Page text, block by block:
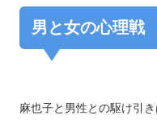
男と女の心理戦
麻也子と男性との駆け引